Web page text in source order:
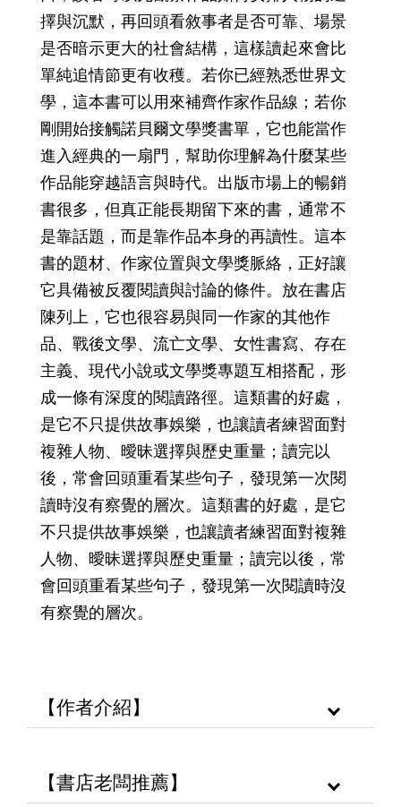
擇與沉默，再回頭看敘事者是否可靠、場景
是否暗示更大的社會結構，這樣讀起來會比
單純追情節更有收穫。若你已經熟悉世界文
學，這本書可以用來補齊作家作品線；若你
剛開始接觸諾貝爾文學獎書單，它也能當作
進入經典的一扇門，幫助你理解為什麼某些
作品能穿越語言與時代。出版市場上的暢銷
書很多，但真正能長期留下來的書，通常不
是靠話題，而是靠作品本身的再讀性。這本
書的題材、作家位置與文學獎脈絡，正好讓
它具備被反覆閱讀與討論的條件。放在書店
陳列上，它也很容易與同一作家的其他作
品、戰後文學、流亡文學、女性書寫、存在
主義、現代小說或文學獎專題互相搭配，形
成一條有深度的閱讀路徑。這類書的好處，
是它不只提供故事娛樂，也讓讀者練習面對
複雜人物、曖昧選擇與歷史重量；讀完以
後，常會回頭重看某些句子，發現第一次閱
讀時沒有察覺的層次。這類書的好處，是它
不只提供故事娛樂，也讓讀者練習面對複雜
人物、曖昧選擇與歷史重量；讀完以後，常
會回頭重看某些句子，發現第一次閱讀時沒
有察覺的層次。
【作者介紹】
【書店老闆推薦】